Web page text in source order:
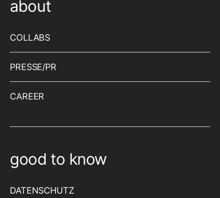
about
COLLABS
PRESSE/PR
CAREER
good to know
DATENSCHUTZ